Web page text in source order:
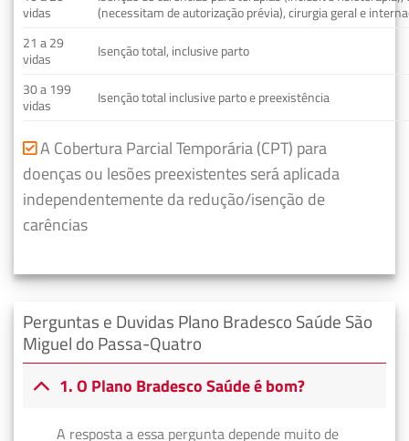
vidas
(necessitam de autorização prévia), cirurgia geral e
21 a 29
vidas
Isenção total, inclusive parto
30 a 199
vidas
Isenção total inclusive parto e preexistência
A Cobertura Parcial Temporária (CPT) para
doenças ou lesões preexistentes será aplicada
independentemente da redução/isenção de
carências
Perguntas e Duvidas Plano Bradesco Saúde São
Miguel do Passa-Quatro
1. O Plano Bradesco Saúde é bom?
A resposta a essa pergunta depende muito de